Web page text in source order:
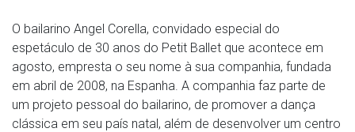
O bailarino Angel Corella, convidado especial do
espetáculo de 30 anos do Petit Ballet que acontece em
agosto, empresta o seu nome à sua companhia, fundada
em abril de 2008, na Espanha. A companhia faz parte de
um projeto pessoal do bailarino, de promover a dança
clássica em seu país natal, além de desenvolver um centro